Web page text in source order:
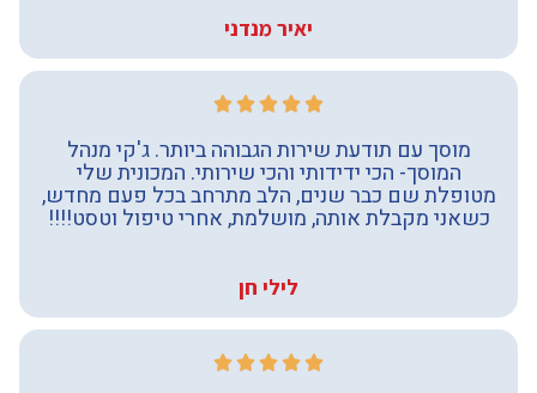
יאיר מנדני
מוסך עם תודעת שירות הגבוהה ביותר. ג'קי מנהל
המוסך- הכי ידידותי והכי שירותי. המכונית שלי
מטופלת שם כבר שנים, הלב מתרחב בכל פעם מחדש,
כשאני מקבלת אותה, מושלמת, אחרי טיפול וטסט!!!!
לילי חן